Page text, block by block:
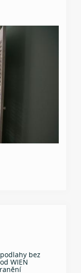
bez
WIEN